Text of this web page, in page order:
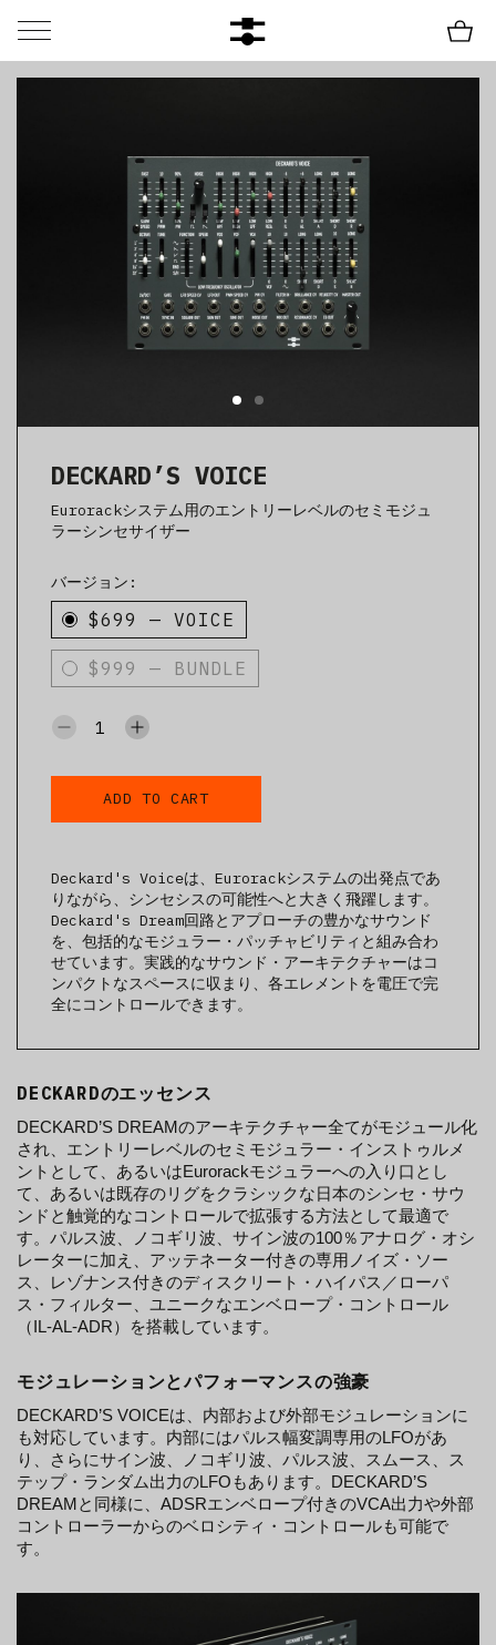
DECKARD’S VOICE
Eurorackシステム用のエントリーレベルのセミモジュ
ラーシンセサイザー
バージョン:
$699 — VOICE
$999 — BUNDLE
ADD TO CART
Deckard's Voiceは、Eurorackシステムの出発点であ
りながら、シンセシスの可能性へと大きく飛躍します。
Deckard's Dream回路とアプローチの豊かなサウンド
を、包括的なモジュラー・パッチャビリティと組み合わ
せています。実践的なサウンド・アーキテクチャーはコ
ンパクトなスペースに収まり、各エレメントを電圧で完
全にコントロールできます。
DECKARDのエッセンス
DECKARD’S DREAMのアーキテクチャー全てがモジュール化
され、エントリーレベルのセミモジュラー・インストゥルメ
ントとして、あるいはEurorackモジュラーへの入り口とし
て、あるいは既存のリグをクラシックな日本のシンセ・サウ
ンドと触覚的なコントロールで拡張する方法として最適で
す。パルス波、ノコギリ波、サイン波の100％アナログ・オシ
レーターに加え、アッテネーター付きの専用ノイズ・ソー
ス、レゾナンス付きのディスクリート・ハイパス／ローパ
ス・フィルター、ユニークなエンベロープ・コントロール
（IL-AL-ADR）を搭載しています。
モジュレーションとパフォーマンスの強豪
DECKARD’S VOICEは、内部および外部モジュレーションに
も対応しています。内部にはパルス幅変調専用のLFOがあ
り、さらにサイン波、ノコギリ波、パルス波、スムース、ス
テップ・ランダム出力のLFOもあります。DECKARD’S
DREAMと同様に、ADSRエンベロープ付きのVCA出力や外部
コントローラーからのベロシティ・コントロールも可能で
す。